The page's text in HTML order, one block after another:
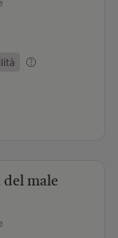
male